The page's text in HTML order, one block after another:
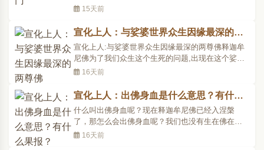
门者,只来观望一下。因为这种种情形,我所讲的佛法
我先要向各位坦白,道出我令人不高兴的地方,让你们
有一个心理准备。我的短处是什么?就是说话时人人
不愿..
15天前
宣化上人：与娑婆世界众生因缘最深的两
尊佛
宣化上人:与娑婆世界众生因缘最深的两尊佛释迦牟
尼佛为了我们众生这个生死的问题,出现在这个娑婆
世界。他生在皇帝的家庭里头,把全国的财富都舍弃
察娑婆世界众生的因缘,和哪一位佛因缘最深?他一观
察,知道我们娑婆世界,和两位佛因缘最深。这两位佛,
就是..
16天前
宣化上人：出佛身血是什么意思？有什么
果报？
什么叫出佛身血呢？现在释迦牟尼佛已经入涅槃
了，那怎么会出佛身血呢？我们也没有生在佛在世
的时候，也没有见到佛，怎么会出佛身血呢？这个
16天前